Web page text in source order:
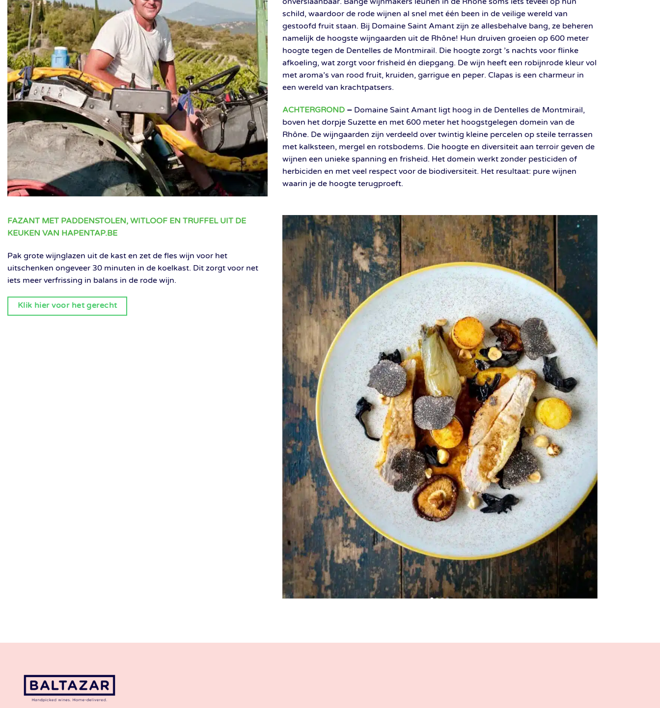
schild, waardoor de rode wijnen al snel met één been in de veilige wereld van
gestoofd fruit staan. Bij Domaine Saint Amant zijn ze allesbehalve bang, ze beheren
namelijk de hoogste wijngaarden uit de Rhône! Hun druiven groeien op 600 meter
hoogte tegen de Dentelles de Montmirail. Die hoogte zorgt ’s nachts voor flinke
afkoeling, wat zorgt voor frisheid én diepgang. De wijn heeft een robijnrode kleur vol
met aroma’s van rood fruit, kruiden, garrigue en peper. Clapas is een charmeur in
een wereld van krachtpatsers.
ACHTERGROND – Domaine Saint Amant ligt hoog in de Dentelles de Montmirail,
boven het dorpje Suzette en met 600 meter het hoogstgelegen domein van de
Rhône. De wijngaarden zijn verdeeld over twintig kleine percelen op steile terrassen
met kalksteen, mergel en rotsbodems. Die hoogte en diversiteit aan terroir geven de
wijnen een unieke spanning en frisheid. Het domein werkt zonder pesticiden of
herbiciden en met veel respect voor de biodiversiteit. Het resultaat: pure wijnen
waarin je de hoogte terugproeft.
FAZANT MET PADDENSTOLEN, WITLOOF EN TRUFFEL UIT DE
KEUKEN VAN HAPENTAP.BE
Pak grote wijnglazen uit de kast en zet de fles wijn voor het
uitschenken ongeveer 30 minuten in de koelkast. Dit zorgt voor net
iets meer verfrissing in balans in de rode wijn.
Klik hier voor het gerecht